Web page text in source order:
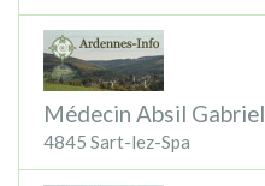
Médecin Absil Gabriel
4845 Sart-lez-Spa